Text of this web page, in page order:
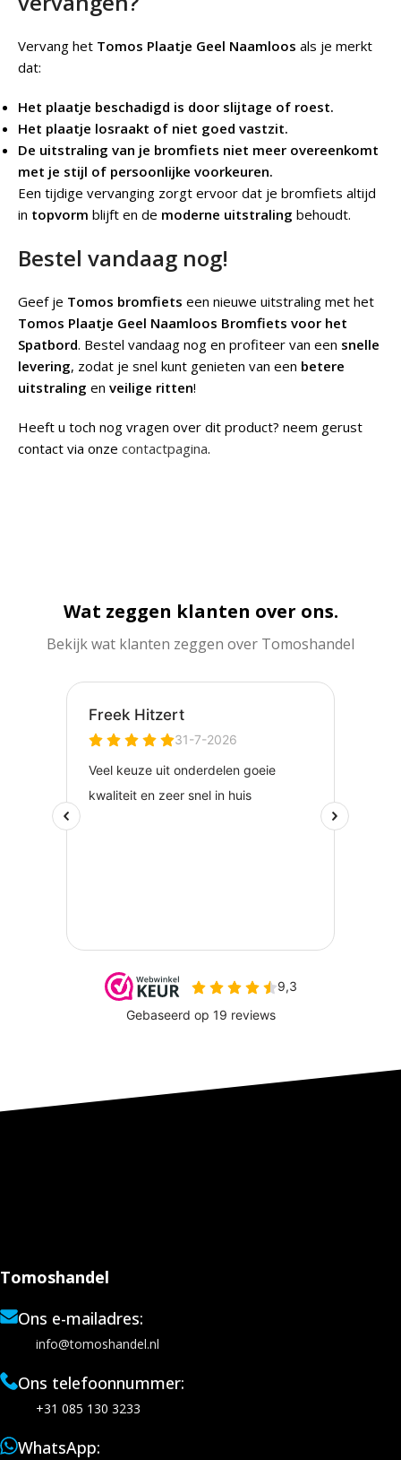
Vervang het Tomos Plaatje Geel Naamloos als je merkt
dat:
Het plaatje beschadigd is door slijtage of roest.
Het plaatje losraakt of niet goed vastzit.
De uitstraling van je bromfiets niet meer overeenkomt
met je stijl of persoonlijke voorkeuren.
Een tijdige vervanging zorgt ervoor dat je bromfiets altijd
in topvorm blijft en de moderne uitstraling behoudt.
Bestel vandaag nog!
Geef je Tomos bromfiets een nieuwe uitstraling met het
Tomos Plaatje Geel Naamloos Bromfiets voor het
Spatbord. Bestel vandaag nog en profiteer van een snelle
levering, zodat je snel kunt genieten van een betere
uitstraling en veilige ritten!
Heeft u toch nog vragen over dit product? neem gerust
contact via onze contactpagina.
Wat zeggen klanten over ons.
Bekijk wat klanten zeggen over Tomoshandel
Tomoshandel
Ons e-mailadres:
info@tomoshandel.nl
Ons telefoonnummer:
+31 085 130 3233
WhatsApp: